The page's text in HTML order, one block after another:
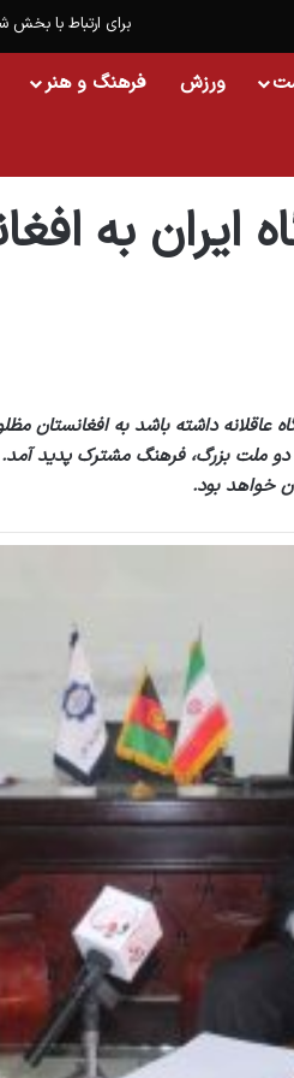
برای ارتباط با بخش
ورزش فرهنگ و هنر
ایران به
داشته باشد به افغانستان
ملت بزرگ، فرهنگ مشترک پدید آمد.
خواهد بود.